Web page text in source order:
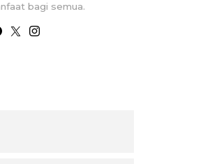
bagi semua.